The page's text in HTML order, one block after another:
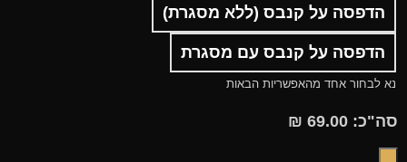
הדפסה על קנבס (ללא מסגרת)
הדפסה על קנבס עם מסגרת
נא לבחור אחד מהאפשריות הבאות
סה"כ: 69.00
₪